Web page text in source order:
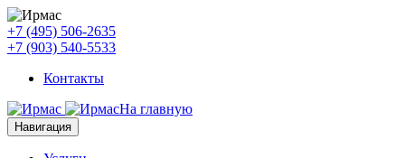
+7 (495) 506-2635
+7 (903) 540-5533
Контакты
На главную
Навигация